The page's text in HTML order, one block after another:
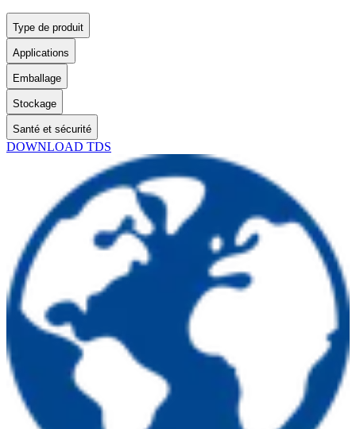
Type de produit
Applications
Emballage
Stockage
Santé et sécurité
DOWNLOAD TDS